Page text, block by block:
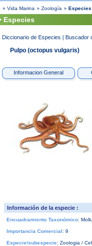
» Vida Marina » Zoología » Especies
Especies
Diccionario de Especies | Buscador
Pulpo (octopus vulgaris)
Informacion General
Información de la especie :
Encuadramiento Taxonómico:
Importancia Comercial: 9
Especie/subespecie: Zoologia /